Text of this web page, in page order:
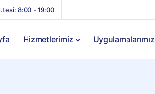
8:00 - 19:00
Hizmetlerimiz Uygulamalarımız